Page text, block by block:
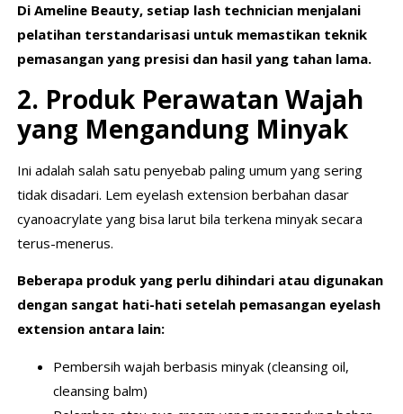
Di Ameline Beauty, setiap lash technician menjalani
pelatihan terstandarisasi untuk memastikan teknik
pemasangan yang presisi dan hasil yang tahan lama.
2. Produk Perawatan Wajah
yang Mengandung Minyak
Ini adalah salah satu penyebab paling umum yang sering
tidak disadari. Lem eyelash extension berbahan dasar
cyanoacrylate yang bisa larut bila terkena minyak secara
terus-menerus.
Beberapa produk yang perlu dihindari atau digunakan
dengan sangat hati-hati setelah pemasangan eyelash
extension antara lain:
Pembersih wajah berbasis minyak (cleansing oil,
cleansing balm)